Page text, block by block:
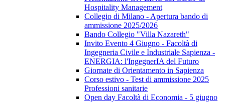
Hospitality Management
Collegio di Milano - Apertura bando di
ammissione 2025/2026
Bando Collegio "Villa Nazareth"
Invito Evento 4 Giugno - Facoltà di
Ingegneria Civile e Industriale Sapienza -
ENERGIA: l'IngegnerIA del Futuro
Giornate di Orientamento in Sapienza
Corso estivo - Test di ammissione 2025
Professioni sanitarie
Open day Facoltà di Economia - 5 giugno